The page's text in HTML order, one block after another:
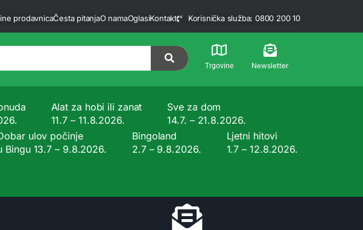
prodavnicaČesta pitanjaO namaOglasiKontakt Korisnička služba: 0800 200 10
Trgovine Newsletter
Alat za hobi ili zanat
11.7 – 11.8.2026.
Sve za dom
14.7. – 21.8.2026.
ulov počinje
Bingu 13.7 – 9.8.2026.
Bingoland
2.7 – 9.8.2026.
Ljetni hitovi
1.7 – 12.8.2026.